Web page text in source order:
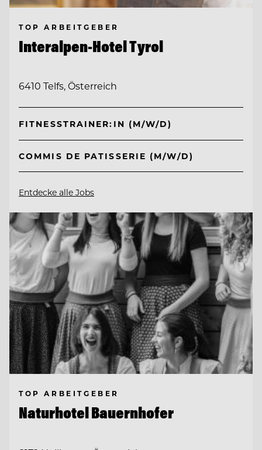
TOP ARBEITGEBER
Interalpen-Hotel Tyrol
6410 Telfs, Österreich
FITNESSTRAINER:IN (M/W/D)
COMMIS DE PATISSERIE (M/W/D)
Entdecke alle Jobs
TOP ARBEITGEBER
Naturhotel Bauernhofer